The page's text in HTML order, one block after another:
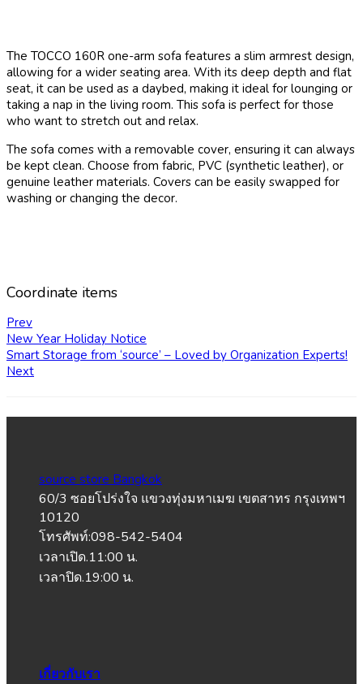
The TOCCO 160R one-arm sofa features a slim armrest design,
allowing for a wider seating area. With its deep depth and flat
seat, it can be used as a daybed, making it ideal for lounging or
taking a nap in the living room. This sofa is perfect for those
who want to stretch out and relax.
The sofa comes with a removable cover, ensuring it can always
be kept clean. Choose from fabric, PVC (synthetic leather), or
genuine leather materials. Covers can be easily swapped for
washing or changing the decor.
Coordinate items
Prev
New Year Holiday Notice
Smart Storage from ‘source’ – Loved by Organization Experts!
Next
source store Bangkok
60/3 ซอยโปร่งใจ แขวงทุ่งมหาเมฆ เขตสาทร กรุงเทพฯ
10120
โทรศัพท์:098-542-5404
เวลาเปิด.11:00 น.
เวลาปิด.19:00 น.
เกี่ยวกับเรา